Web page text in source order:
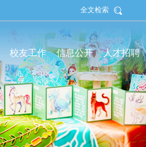
全文检索
校友工作 信息公开 人才招聘